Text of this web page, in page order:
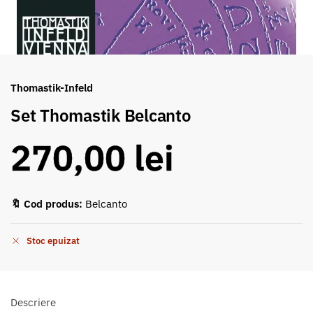
Thomastik-Infeld
Set Thomastik Belcanto
270,00 lei
🔖 Cod produs: Belcanto
Stoc epuizat
Descriere